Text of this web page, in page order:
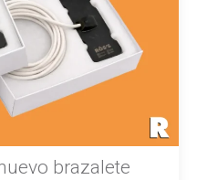
brazalete